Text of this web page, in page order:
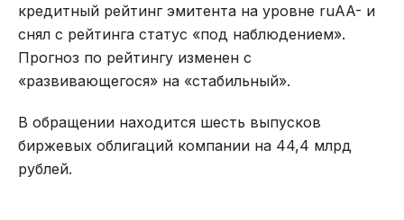
кредитный рейтинг эмитента на уровне ruAA- и
снял с рейтинга статус «под наблюдением».
Прогноз по рейтингу изменен с
«развивающегося» на «стабильный».
В обращении находится шесть выпусков
биржевых облигаций компании на 44,4 млрд
рублей.